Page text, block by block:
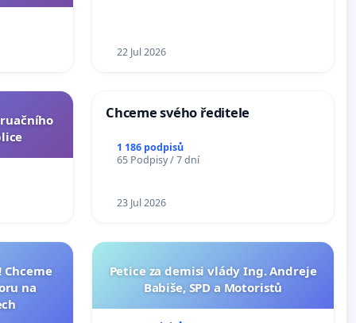
ústavní
22 Jul 2026
Chceme svého ředitele
1 186 podpisů
65 Podpisy / 7 dní
23 Jul 2026
Chceme
na
Petice za demisi vlády Ing. Andreje
Babiše, SPD a Motoristů